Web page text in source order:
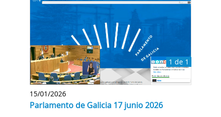
1 de 1
15/01/2026
Parlamento de Galicia 17 junio 2026